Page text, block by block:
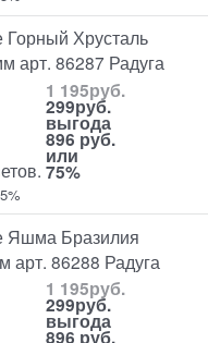
Горный Хрусталь
арт. 86287 Радуга
1 195руб.
299руб.
выгода
896 руб.
или
75%
Яшма Бразилия
арт. 86288 Радуга
1 195руб.
299руб.
выгода
896 руб.